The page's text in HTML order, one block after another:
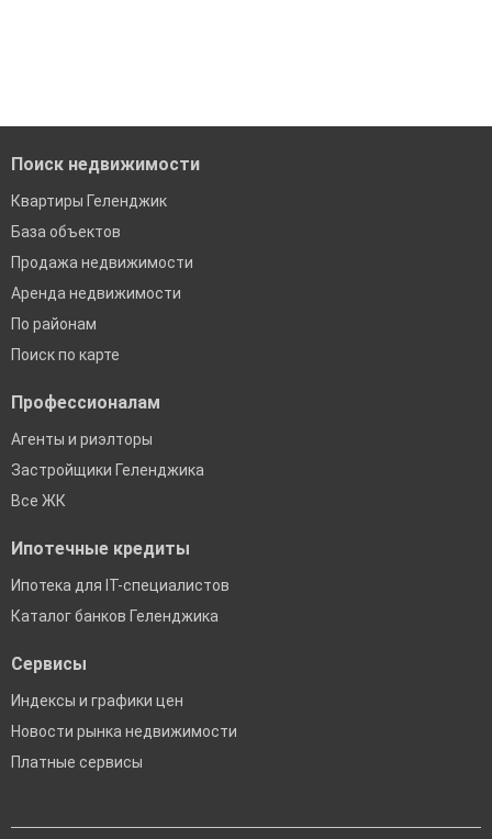
Поиск недвижимости
Квартиры Геленджик
База объектов
Продажа недвижимости
Аренда недвижимости
По районам
Поиск по карте
Профессионалам
Агенты и риэлторы
Застройщики Геленджика
Все ЖК
Ипотечные кредиты
Ипотека для IT-специалистов
Каталог банков Геленджика
Сервисы
Индексы и графики цен
Новости рынка недвижимости
Платные сервисы